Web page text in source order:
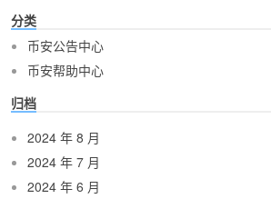
分类
币安公告中心
币安帮助中心
归档
2024 年 8 月
2024 年 7 月
2024 年 6 月